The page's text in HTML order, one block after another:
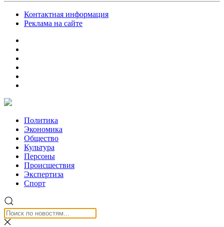
Контактная информация
Реклама на сайте
Политика
Экономика
Общество
Культура
Персоны
Происшествия
Экспертиза
Спорт